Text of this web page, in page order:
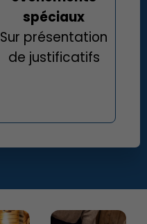
spéciaux
Sur présentation
de justificatifs